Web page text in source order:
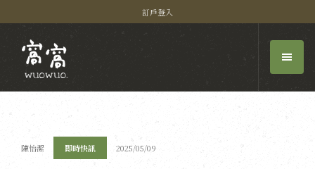
訂戶登入
陳怡潔 即時快訊 2025/05/09